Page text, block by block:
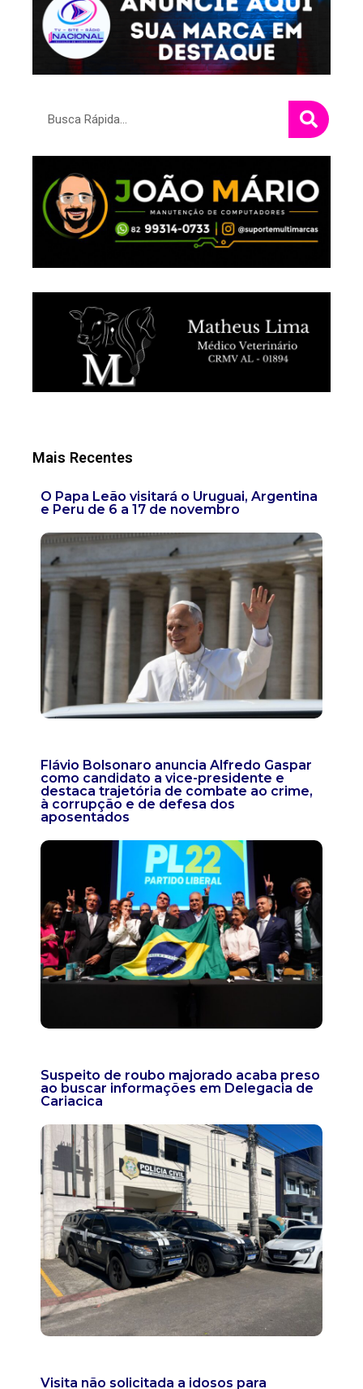
Mais Recentes
O Papa Leão visitará o Uruguai, Argentina
e Peru de 6 a 17 de novembro
Flávio Bolsonaro anuncia Alfredo Gaspar
como candidato a vice-presidente e
destaca trajetória de combate ao crime,
à corrupção e de defesa dos
aposentados
Suspeito de roubo majorado acaba preso
ao buscar informações em Delegacia de
Cariacica
Visita não solicitada a idosos para